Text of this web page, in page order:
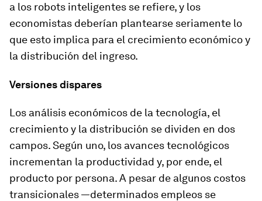
a los robots inteligentes se refiere, y los
economistas deberían plantearse seriamente lo
que esto implica para el crecimiento económico y
la distribución del ingreso.
Versiones dispares
Los análisis económicos de la tecnología, el
crecimiento y la distribución se dividen en dos
campos. Según uno, los avances tecnológicos
incrementan la productividad y, por ende, el
producto por persona. A pesar de algunos costos
transicionales —determinados empleos se